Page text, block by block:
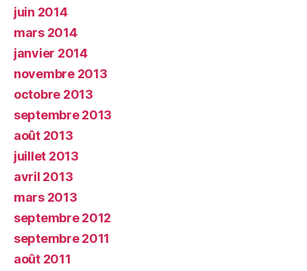
juin 2014
mars 2014
janvier 2014
novembre 2013
octobre 2013
septembre 2013
août 2013
juillet 2013
avril 2013
mars 2013
septembre 2012
septembre 2011
août 2011